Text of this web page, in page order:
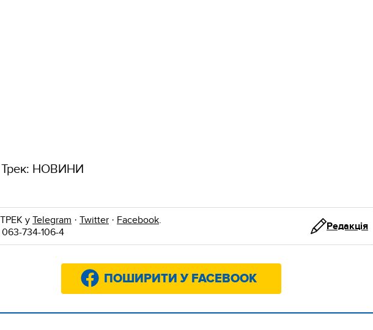
Трек: НОВИНИ
уTelegram · Twitter · Facebook.
734-106-4
Редакція
ПОШИРИТИ У FACEBOOK